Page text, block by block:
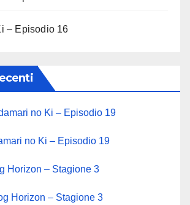
– Episodio 16
no Ki – Episodio 19
no Ki – Episodio 19
Horizon – Stagione 3
Horizon – Stagione 3